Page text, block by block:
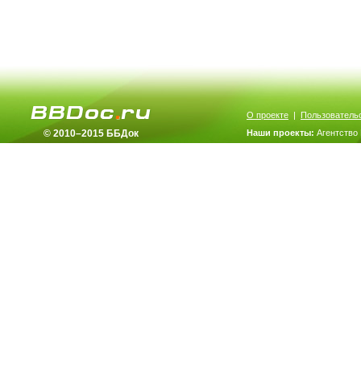
© 2010–2015 ББДок
О проекте |
Наши проекты: